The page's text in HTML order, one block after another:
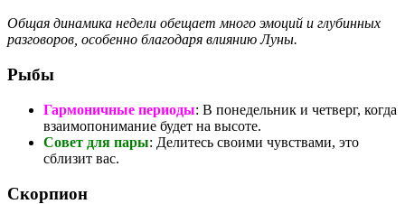
Общая динамика недели обещает много эмоций и глубинных
разговоров, особенно благодаря влиянию Луны.
Рыбы
Гармоничные периоды: В понедельник и четверг, когда
взаимопонимание будет на высоте.
Совет для пары: Делитесь своими чувствами, это
сблизит вас.
Скорпион